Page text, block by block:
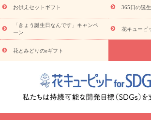
ド
お花の種類 トルコキキョ
お祝い お祝い・3000円～ お祝い・
5000円～
お祝い・7000円～ お祝い・
悔やみ
円～
お供え・お悔やみ・
読み物
いのマナー
定年退職祝いのマナー
お祝い
花キューピットのお祝いコラム一覧
彩心理学」で選ぶ方法
結婚祝いの予算相場
お供えセットギフト 365日の誕
「きょう誕生日なんです」キャンペ
ーン
花キューピ
花とみどりのeギフト